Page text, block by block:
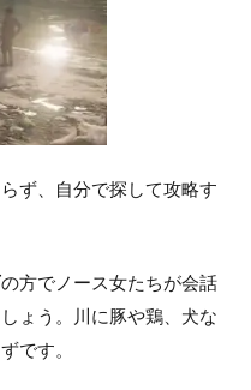
ず、自分で探して攻略す
の方でノース女たちが会話
ょう。川に豚や鶏、犬な
です。